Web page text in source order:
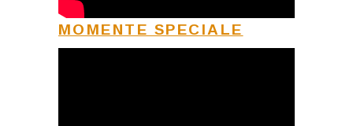
MOMENTE SPECIALE